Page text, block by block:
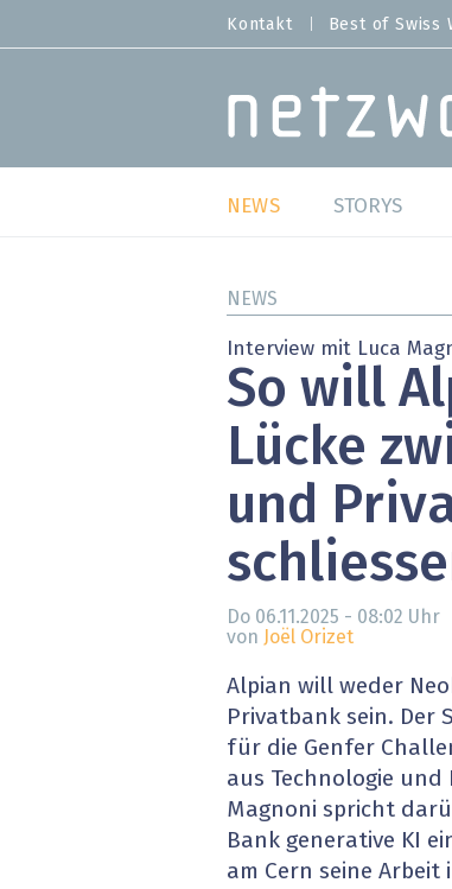
zum
MENU
Kontakt Best of Swiss
MAIN NAVIGATION
NEWS
Studien
Meinungen
Hands-on
» alle News
STORYS
NEWS
Interview mit Luca
So will
Lücke
und
Do 06.11.2025 - 08:02 Uhr
von Joël Orizet
Alpian will weder
Privatbank sein. Der
für die Genfer
aus Technologie und
Magnoni spricht
Bank generative KI
am Cern seine